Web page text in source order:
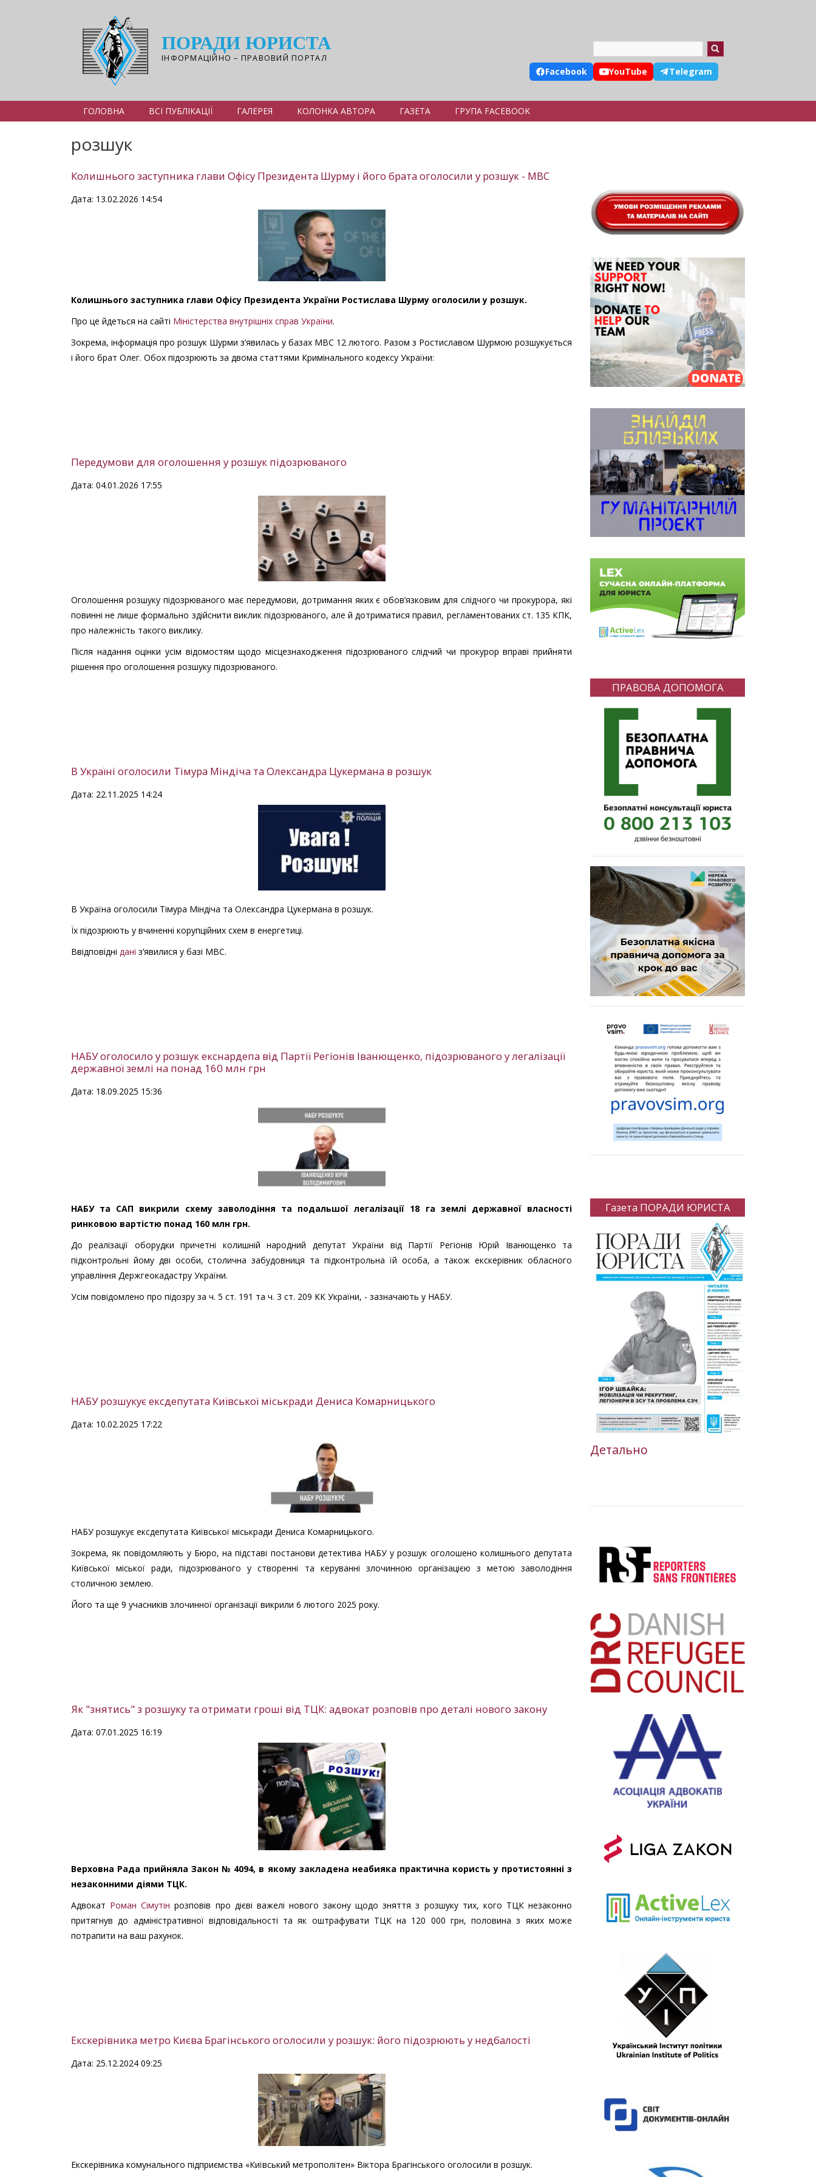
ПОРАДИ ЮРИСТА
ІНФОРМАЦІЙНО – ПРАВОВИЙ ПОРТАЛ
Facebook YouTube Telegram
ГОЛОВНА ВСІ ПУБЛІКАЦІЇ ГАЛЕРЕЯ КОЛОНКА АВТОРА ГАЗЕТА ГРУПА FACEBOOK
розшук
Колишнього заступника глави Офісу Президента Шурму і його брата оголосили у розшук - МВС
Дата: 13.02.2026 14:54
Колишнього заступника глави Офісу Президента України Ростислава Шурму оголосили у розшук.
Про це йдеться на сайті Міністерства внутрішніх справ України.
Зокрема, інформація про розшук Шурми з’явилась у базах МВС 12 лютого. Разом з Ростиславом Шурмою розшукується
і його брат Олег. Обох підозрюють за двома статтями Кримінального кодексу України:
Передумови для оголошення у розшук підозрюваного
Дата: 04.01.2026 17:55
Оголошення розшуку підозрюваного має передумови, дотримання яких є обов’язковим для слідчого чи прокурора, які
повинні не лише формально здійснити виклик підозрюваного, але й дотриматися правил, регламентованих ст. 135 КПК,
про належність такого виклику.
Після надання оцінки усім відомостям щодо місцезнаходження підозрюваного слідчий чи прокурор вправі прийняти
рішення про оголошення розшуку підозрюваного.
В Україні оголосили Тімура Міндіча та Олександра Цукермана в розшук
Дата: 22.11.2025 14:24
В Україна оголосили Тімура Міндіча та Олександра Цукермана в розшук.
Їх підозрюють у вчиненні корупційних схем в енергетиці.
Ввідповідні дані з’явилися у базі МВС.
НАБУ оголосило у розшук екснардепа від Партії Регіонів Іванющенко, підозрюваного у легалізації
державної землі на понад 160 млн грн
Дата: 18.09.2025 15:36
НАБУ та САП викрили схему заволодіння та подальшої легалізації 18 га землі державної власності
ринковою вартістю понад 160 млн грн.
До реалізації оборудки причетні колишній народний депутат України від Партії Регіонів Юрій Іванющенко та
підконтрольні йому дві особи, столична забудовниця та підконтрольна їй особа, а також екскерівник обласного
управління Держгеокадастру України.
Усім повідомлено про підозру за ч. 5 ст. 191 та ч. 3 ст. 209 КК України, - зазначають у НАБУ.
НАБУ розшукує ексдепутата Київської міськради Дениса Комарницького
Дата: 10.02.2025 17:22
НАБУ розшукує ексдепутата Київської міськради Дениса Комарницького.
Зокрема, як повідомляють у Бюро, на підставі постанови детектива НАБУ у розшук оголошено колишнього депутата
Київської міської ради, підозрюваного у створенні та керуванні злочинною організацією з метою заволодіння
столичною землею.
Його та ще 9 учасників злочинної організації викрили 6 лютого 2025 року.
Як "знятись" з розшуку та отримати гроші від ТЦК: адвокат розповів про деталі нового закону
Дата: 07.01.2025 16:19
Верховна Рада прийняла Закон № 4094, в якому закладена неабияка практична користь у протистоянні з
незаконними діями ТЦК.
Адвокат Роман Сімутін розповів про дієві важелі нового закону щодо зняття з розшуку тих, кого ТЦК незаконно
притягнув до адміністративної відповідальності та як оштрафувати ТЦК на 120 000 грн, половина з яких може
потрапити на ваш рахунок.
Екскерівника метро Києва Брагінського оголосили у розшук: його підозрюють у недбалості
Дата: 25.12.2024 09:25
Екскерівника комунального підприємства «Київський метрополітен» Віктора Брагінського оголосили в розшук.
ПРАВОВА ДОПОМОГА
Газета ПОРАДИ ЮРИСТА
Детально